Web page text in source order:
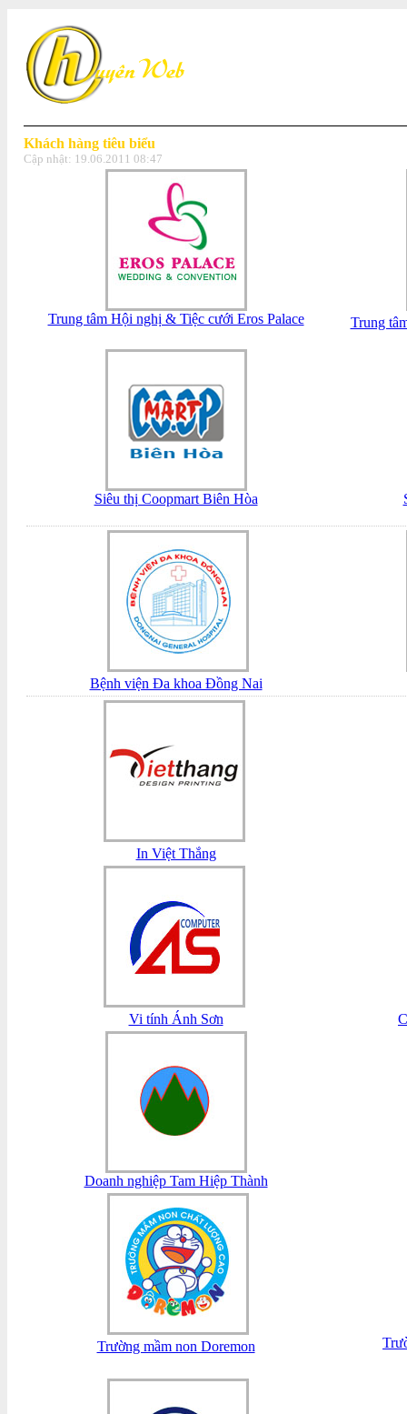
Khách hàng tiêu biểu
Cập nhật: 19.06.2011 08:47
Trung tâm Hội nghị & Tiệc cưới Eros Palace Trung
Siêu thị Coopmart Biên Hòa
Bệnh viện Đa khoa Đồng Nai
In Việt Thắng
Vi tính Ánh Sơn
Doanh nghiệp Tam Hiệp Thành
Trường mầm non Doremon